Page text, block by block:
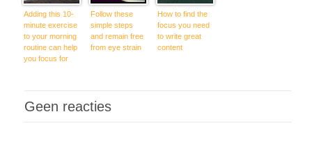
Adding this 10-
minute exercise
to your morning
routine can help
you focus for
Follow these
simple steps
and remain free
from eye strain
How to find the
focus you need
to write great
content
Geen reacties